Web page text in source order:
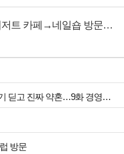
저트 카페→네일숍 방문…
[종합] '오싹한 연애' 박은빈♥양세종, 위기 딛고 진짜 약혼…9화 경영권 사수 작전 예고
방문